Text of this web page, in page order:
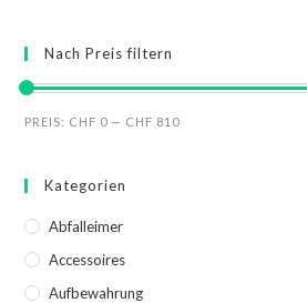
Nach Preis filtern
PREIS: CHF 0 — CHF 810
Kategorien
Abfalleimer
Accessoires
Aufbewahrung